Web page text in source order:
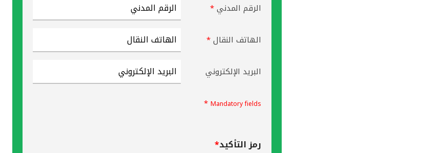
الرقم المدني*
الهاتف النقال*
البريد الإلكتروني
Mandatory fields
*
رمز التأكيد*